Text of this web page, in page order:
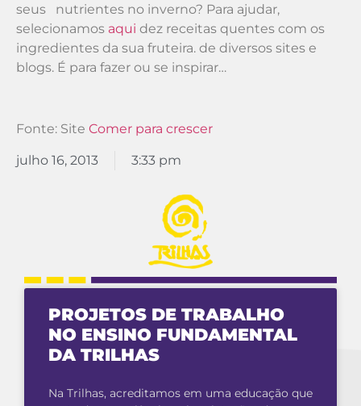
seus nutrientes no inverno? Para ajudar,
selecionamos aqui dez receitas quentes com os
ingredientes da sua fruteira. de diversos sites e
blogs. É para fazer ou se inspirar…
Fonte: Site Comer para crescer
julho 16, 2013 3:33 pm
PROJETOS DE TRABALHO
NO ENSINO FUNDAMENTAL
DA TRILHAS
Na Trilhas, acreditamos em uma educação que